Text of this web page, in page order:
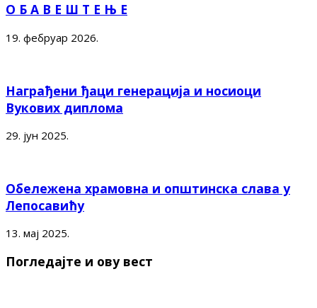
О Б А В Е Ш Т Е Њ Е
19. фебруар 2026.
Награђени ђаци генерација и носиоци
Вукових диплома
29. јун 2025.
Обележена храмовна и општинска слава у
Лепосавићу
13. мај 2025.
Погледајте и ову вест